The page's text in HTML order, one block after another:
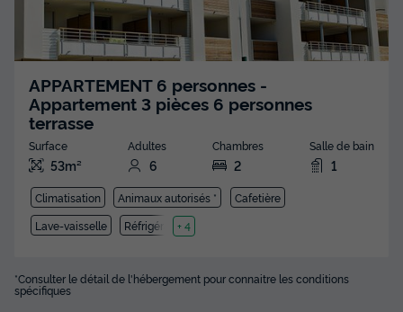
APPARTEMENT 6 personnes -
Appartement 3 pièces 6 personnes
terrasse
Surface
53m²
Adultes
6
Chambres
2
Salle de bain
1
Climatisation Animaux autorisés *
Cafetière
Lave-vaisselle
Réfrigérateur
+ 4
*Consulter le détail de l'hébergement pour connaitre les conditions
spécifiques